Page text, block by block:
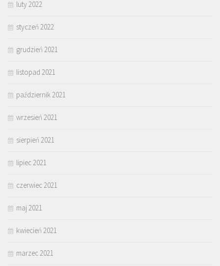
luty 2022
styczeń 2022
grudzień 2021
listopad 2021
październik 2021
wrzesień 2021
sierpień 2021
lipiec 2021
czerwiec 2021
maj 2021
kwiecień 2021
marzec 2021